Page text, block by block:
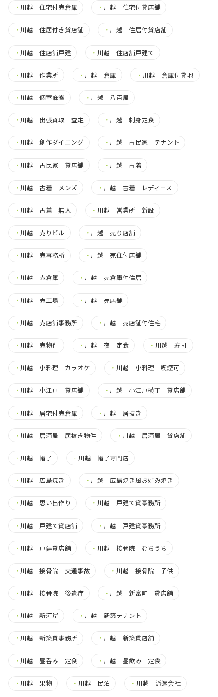
・ 川越 住宅付売倉庫 ・ 川越 住宅付貸店舗
・ 川越 住居付き貸店舗 ・ 川越 住居付貸店舗
・ 川越 住店舗戸建 ・ 川越 住店舗戸建て
・ 川越 作業所 ・ 川越 倉庫 ・ 川越 倉庫付貸地
・ 川越 個室麻雀 ・ 川越 八百屋
・ 川越 出張買取 査定 ・ 川越 刺身定食
・ 川越 創作ダイニング ・ 川越 古民家 テナント
・ 川越 古民家 貸店舗 ・ 川越 古着
・ 川越 古着 メンズ ・ 川越 古着 レディース
・ 川越 古着 無人 ・ 川越 営業所 新設
・ 川越 売りビル ・ 川越 売り店舗
・ 川越 売事務所 ・ 川越 売住付店舗
・ 川越 売倉庫 ・ 川越 売倉庫付住居
・ 川越 売工場 ・ 川越 売店舗
・ 川越 売店舗事務所 ・ 川越 売店舗付住宅
・ 川越 売物件 ・ 川越 夜 定食 ・ 川越 寿司
・ 川越 小料理 カラオケ ・ 川越 小料理 喫煙可
・ 川越 小江戸 貸店舗 ・ 川越 小江戸横丁 貸店舗
・ 川越 居宅付売倉庫 ・ 川越 居抜き
・ 川越 居酒屋 居抜き物件 ・ 川越 居酒屋 貸店舗
・ 川越 帽子 ・ 川越 帽子専門店
・ 川越 広島焼き ・ 川越 広島焼き風お好み焼き
・ 川越 思い出作り ・ 川越 戸建て貸事務所
・ 川越 戸建て貸店舗 ・ 川越 戸建貸事務所
・ 川越 戸建貸店舗 ・ 川越 接骨院 むちうち
・ 川越 接骨院 交通事故 ・ 川越 接骨院 子供
・ 川越 接骨院 後遺症 ・ 川越 新富町 貸店舗
・ 川越 新河岸 ・ 川越 新築テナント
・ 川越 新築貸事務所 ・ 川越 新築貸店舗
・ 川越 昼呑み 定食 ・ 川越 昼飲み 定食
・ 川越 果物 ・ 川越 民泊 ・ 川越 派遣会社